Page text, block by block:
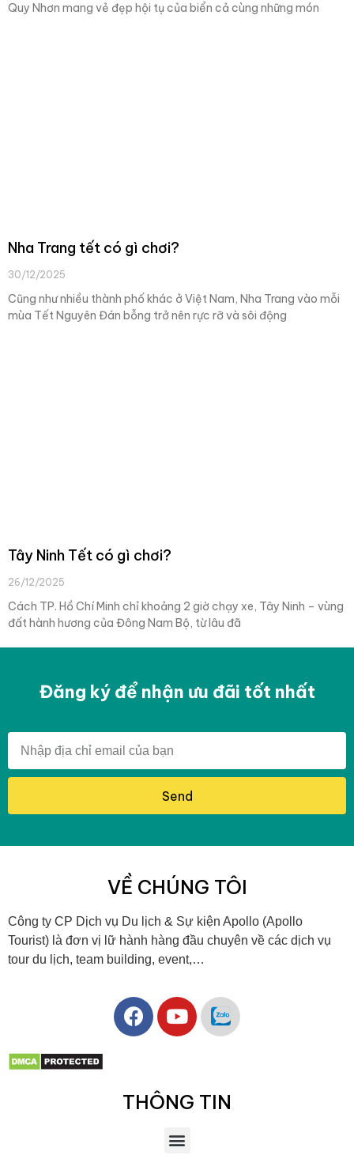
Quy Nhơn mang vẻ đẹp hội tụ của biển cả cùng những món
Nha Trang tết có gì chơi?
30/12/2025
Cũng như nhiều thành phố khác ở Việt Nam, Nha Trang vào mỗi
mùa Tết Nguyên Đán bỗng trở nên rực rỡ và sôi động
Tây Ninh Tết có gì chơi?
26/12/2025
Cách TP. Hồ Chí Minh chỉ khoảng 2 giờ chạy xe, Tây Ninh – vùng
đất hành hương của Đông Nam Bộ, từ lâu đã
Đăng ký để nhận ưu đãi tốt nhất
Send
VỀ CHÚNG TÔI
Công ty CP Dịch vụ Du lịch & Sự kiện Apollo (Apollo
Tourist) là đơn vị lữ hành hàng đầu chuyên về các dịch vụ
tour du lịch, team building, event,…
THÔNG TIN